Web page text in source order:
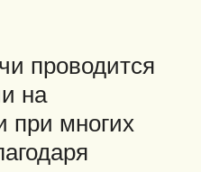
проводится
на
при многих